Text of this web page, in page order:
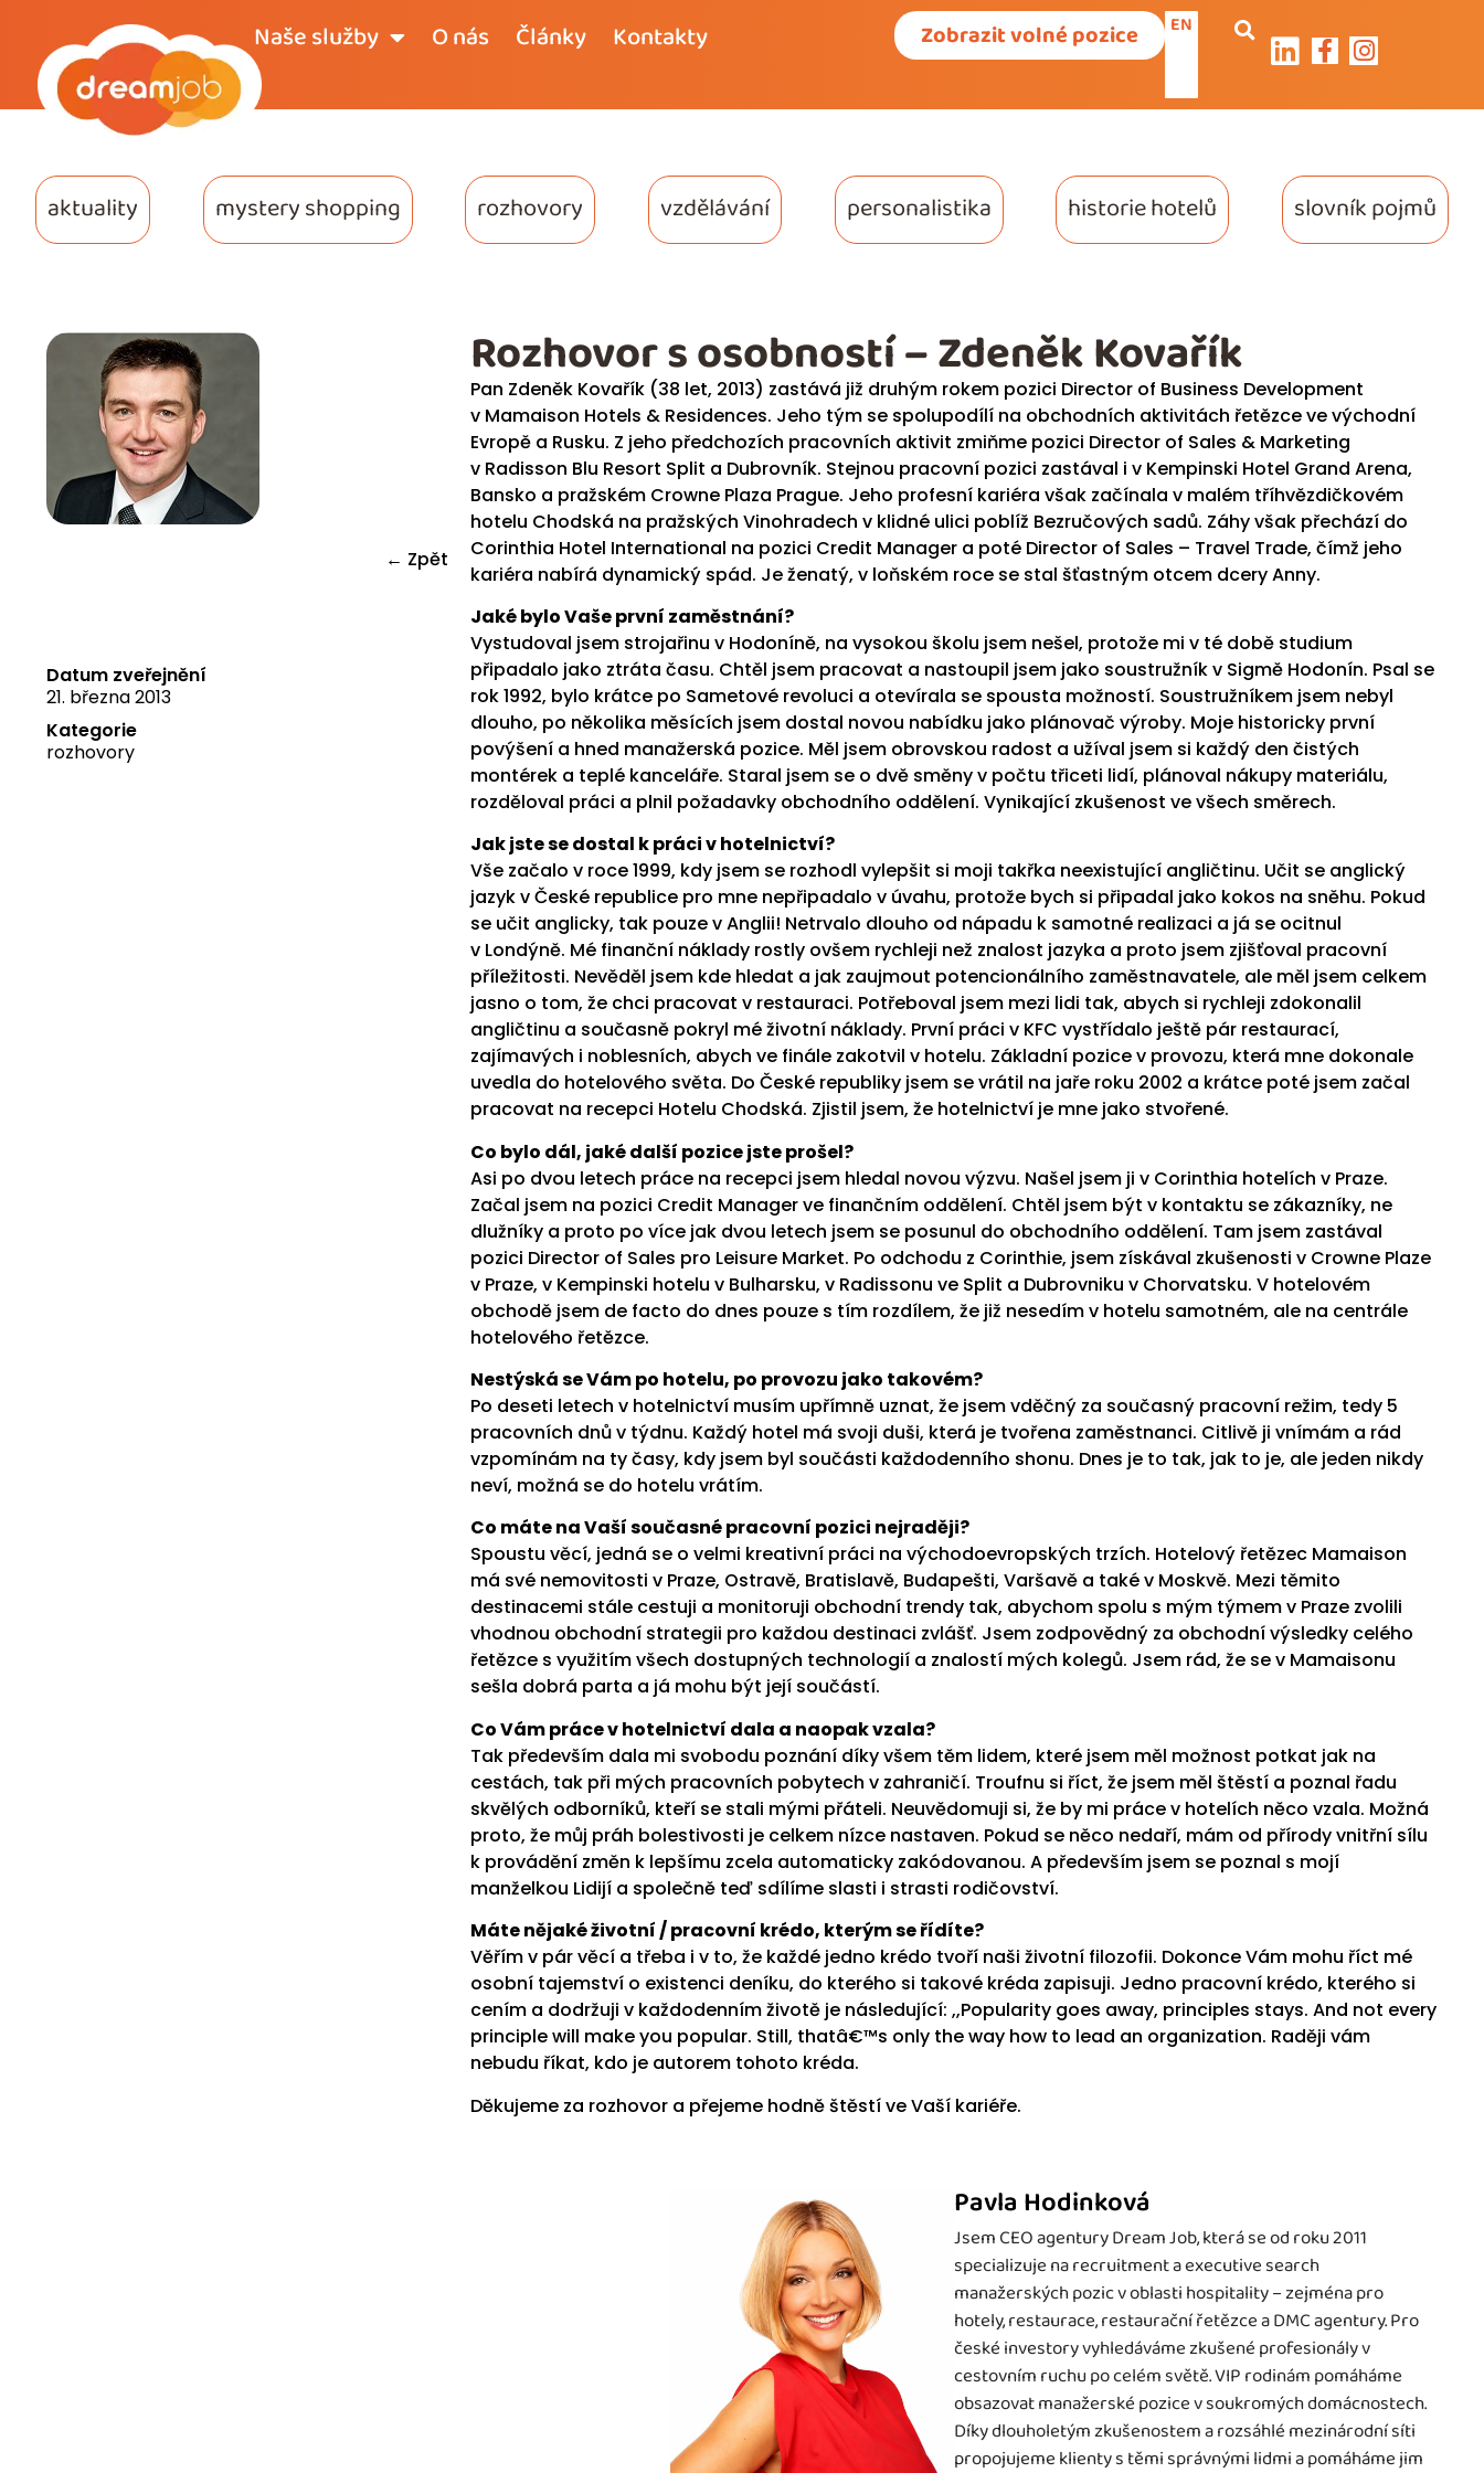
Naše služby O nás Články Kontakty Zobrazit volné pozice EN
aktuality mystery shopping rozhovory vzdělávání personalistika historie hotelů slovník pojmů
← Zpět
Datum zveřejnění
21. března 2013
Kategorie
rozhovory
Pan Zdeněk Kovařík (38 let, 2013) zastává již druhým rokem pozici Director of Business Development
v Mamaison Hotels & Residences. Jeho tým se spolupodílí na obchodních aktivitách řetězce ve východní
Evropě a Rusku. Z jeho předchozích pracovních aktivit zmiňme pozici Director of Sales & Marketing
v Radisson Blu Resort Split a Dubrovník. Stejnou pracovní pozici zastával i v Kempinski Hotel Grand Arena,
Bansko a pražském Crowne Plaza Prague. Jeho profesní kariéra však začínala v malém tříhvězdičkovém
hotelu Chodská na pražských Vinohradech v klidné ulici poblíž Bezručových sadů. Záhy však přechází do
Corinthia Hotel International na pozici Credit Manager a poté Director of Sales – Travel Trade, čímž jeho
kariéra nabírá dynamický spád. Je ženatý, v loňském roce se stal šťastným otcem dcery Anny.
Jaké bylo Vaše první zaměstnání?
Vystudoval jsem strojařinu v Hodoníně, na vysokou školu jsem nešel, protože mi v té době studium
připadalo jako ztráta času. Chtěl jsem pracovat a nastoupil jsem jako soustružník v Sigmě Hodonín. Psal se
rok 1992, bylo krátce po Sametové revoluci a otevírala se spousta možností. Soustružníkem jsem nebyl
dlouho, po několika měsících jsem dostal novou nabídku jako plánovač výroby. Moje historicky první
povýšení a hned manažerská pozice. Měl jsem obrovskou radost a užíval jsem si každý den čistých
montérek a teplé kanceláře. Staral jsem se o dvě směny v počtu třiceti lidí, plánoval nákupy materiálu,
rozděloval práci a plnil požadavky obchodního oddělení. Vynikající zkušenost ve všech směrech.
Jak jste se dostal k práci v hotelnictví?
Vše začalo v roce 1999, kdy jsem se rozhodl vylepšit si moji takřka neexistující angličtinu. Učit se anglický
jazyk v České republice pro mne nepřipadalo v úvahu, protože bych si připadal jako kokos na sněhu. Pokud
se učit anglicky, tak pouze v Anglii! Netrvalo dlouho od nápadu k samotné realizaci a já se ocitnul
v Londýně. Mé finanční náklady rostly ovšem rychleji než znalost jazyka a proto jsem zjišťoval pracovní
příležitosti. Nevěděl jsem kde hledat a jak zaujmout potencionálního zaměstnavatele, ale měl jsem celkem
jasno o tom, že chci pracovat v restauraci. Potřeboval jsem mezi lidi tak, abych si rychleji zdokonalil
angličtinu a současně pokryl mé životní náklady. První práci v KFC vystřídalo ještě pár restaurací,
zajímavých i noblesních, abych ve finále zakotvil v hotelu. Základní pozice v provozu, která mne dokonale
uvedla do hotelového světa. Do České republiky jsem se vrátil na jaře roku 2002 a krátce poté jsem začal
pracovat na recepci Hotelu Chodská. Zjistil jsem, že hotelnictví je mne jako stvořené.
Co bylo dál, jaké další pozice jste prošel?
Asi po dvou letech práce na recepci jsem hledal novou výzvu. Našel jsem ji v Corinthia hotelích v Praze.
Začal jsem na pozici Credit Manager ve finančním oddělení. Chtěl jsem být v kontaktu se zákazníky, ne
dlužníky a proto po více jak dvou letech jsem se posunul do obchodního oddělení. Tam jsem zastával
pozici Director of Sales pro Leisure Market. Po odchodu z Corinthie, jsem získával zkušenosti v Crowne Plaze
v Praze, v Kempinski hotelu v Bulharsku, v Radissonu ve Split a Dubrovniku v Chorvatsku. V hotelovém
obchodě jsem de facto do dnes pouze s tím rozdílem, že již nesedím v hotelu samotném, ale na centrále
hotelového řetězce.
Nestýská se Vám po hotelu, po provozu jako takovém?
Po deseti letech v hotelnictví musím upřímně uznat, že jsem vděčný za současný pracovní režim, tedy 5
pracovních dnů v týdnu. Každý hotel má svoji duši, která je tvořena zaměstnanci. Citlivě ji vnímám a rád
vzpomínám na ty časy, kdy jsem byl součásti každodenního shonu. Dnes je to tak, jak to je, ale jeden nikdy
neví, možná se do hotelu vrátím.
Co máte na Vaší současné pracovní pozici nejraději?
Spoustu věcí, jedná se o velmi kreativní práci na východoevropských trzích. Hotelový řetězec Mamaison
má své nemovitosti v Praze, Ostravě, Bratislavě, Budapešti, Varšavě a také v Moskvě. Mezi těmito
destinacemi stále cestuji a monitoruji obchodní trendy tak, abychom spolu s mým týmem v Praze zvolili
vhodnou obchodní strategii pro každou destinaci zvlášť. Jsem zodpovědný za obchodní výsledky celého
řetězce s využitím všech dostupných technologií a znalostí mých kolegů. Jsem rád, že se v Mamaisonu
sešla dobrá parta a já mohu být její součástí.
Co Vám práce v hotelnictví dala a naopak vzala?
Tak především dala mi svobodu poznání díky všem těm lidem, které jsem měl možnost potkat jak na
cestách, tak při mých pracovních pobytech v zahraničí. Troufnu si říct, že jsem měl štěstí a poznal řadu
skvělých odborníků, kteří se stali mými přáteli. Neuvědomuji si, že by mi práce v hotelích něco vzala. Možná
proto, že můj práh bolestivosti je celkem nízce nastaven. Pokud se něco nedaří, mám od přírody vnitřní sílu
k provádění změn k lepšímu zcela automaticky zakódovanou. A především jsem se poznal s mojí
manželkou Lidijí a společně teď sdílíme slasti i strasti rodičovství.
Máte nějaké životní / pracovní krédo, kterým se řídíte?
Věřím v pár věcí a třeba i v to, že každé jedno krédo tvoří naši životní filozofii. Dokonce Vám mohu říct mé
osobní tajemství o existenci deníku, do kterého si takové kréda zapisuji. Jedno pracovní krédo, kterého si
cením a dodržuji v každodenním životě je následující: ,,Popularity goes away, principles stays. And not every
principle will make you popular. Still, thatâ€™s only the way how to lead an organization. Raději vám
nebudu říkat, kdo je autorem tohoto kréda.
Děkujeme za rozhovor a přejeme hodně štěstí ve Vaší kariéře.
Pavla Hodinková
Jsem CEO agentury Dream Job, která se od roku 2011
specializuje na recruitment a executive search
manažerských pozic v oblasti hospitality – zejména pro
hotely, restaurace, restaurační řetězce a DMC agentury. Pro
české investory vyhledáváme zkušené profesionály v
cestovním ruchu po celém světě. VIP rodinám pomáháme
obsazovat manažerské pozice v soukromých domácnostech.
Díky dlouholetým zkušenostem a rozsáhlé mezinárodní síti
propojujeme klienty s těmi správnými lidmi a pomáháme jim
Rozhovor s osobností – Zdeněk Kovařík